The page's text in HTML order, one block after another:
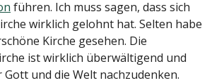
führen. Ich muss sagen, dass sich
wirklich gelohnt hat. Selten habe
Kirche gesehen. Die
ist wirklich überwältigend und
und die Welt nachzudenken.